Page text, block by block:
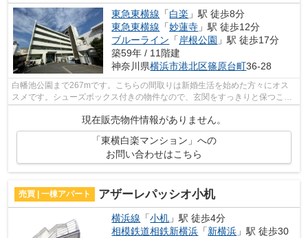
東急東横線 「白楽 」駅 徒歩8分
東急東横線 「妙蓮寺 」駅 徒歩12分
ブルーライン 「岸根公園 」駅 徒歩17分
築59年 / 11階建
神奈川県横浜市港北区篠原台町36-28
白幡池公園まで267mです。こちらの間取りは新婚生活を始めた方々にオス
スメです。シューズボックス付きの物件なので、玄関をすっきりと保つこと
ができます。二口コンロが付いています...
現在販売物件情報がありません。
「東横白楽マンション」への
お問い合わせはこちら
売買 | 一棟アパート アザーレパッシオ小机
横浜線 「小机 」駅 徒歩4分
相模鉄道相鉄新横浜 「新横浜 」駅 徒歩30